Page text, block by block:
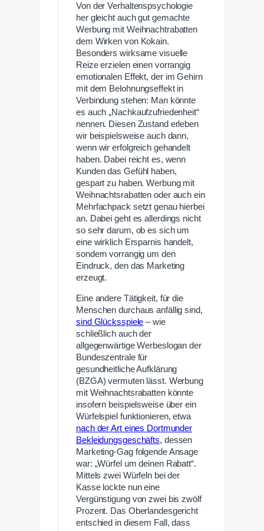
Von der Verhaltenspsychologie
her gleicht auch gut gemachte
Werbung mit Weihnachtrabatten
dem Wirken von Kokain.
Besonders wirksame visuelle
Reize erzielen einen vorrangig
emotionalen Effekt, der im Gehirn
mit dem Belohnungseffekt in
Verbindung stehen: Man könnte
es auch „Nachkaufzufriedenheit“
nennen. Diesen Zustand erleben
wir beispielsweise auch dann,
wenn wir erfolgreich gehandelt
haben. Dabei reicht es, wenn
Kunden das Gefühl haben,
gespart zu haben. Werbung mit
Weihnachtsrabatten oder auch ein
Mehrfachpack setzt genau hierbei
an. Dabei geht es allerdings nicht
so sehr darum, ob es sich um
eine wirklich Ersparnis handelt,
sondern vorrangig um den
Eindruck, den das Marketing
erzeugt.
Eine andere Tätigkeit, für die
Menschen durchaus anfällig sind,
sind Glücksspiele – wie
schließlich auch der
allgegenwärtige Werbeslogan der
Bundeszentrale für
gesundheitliche Aufklärung
(BZGA) vermuten lässt. Werbung
mit Weihnachtsrabatten könnte
insofern beispielsweise über ein
Würfelspiel funktionieren, etwa
nach der Art eines Dortmunder
Bekleidungsgeschäfts, dessen
Marketing-Gag folgende Ansage
war: „Würfel um deinen Rabatt“.
Mittels zwei Würfeln bei der
Kasse lockte nun eine
Vergünstigung von zwei bis zwölf
Prozent. Das Oberlandesgericht
entschied in diesem Fall, dass